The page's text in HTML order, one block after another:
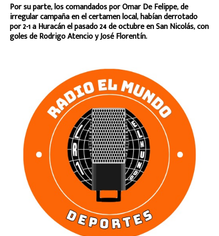
Por su parte, los comandados por Omar De Felippe, de
irregular campaña en el certamen local, habían derrotado
por 2-1 a Huracán el pasado 24 de octubre en San Nicolás, con
goles de Rodrigo Atencio y José Florentín.